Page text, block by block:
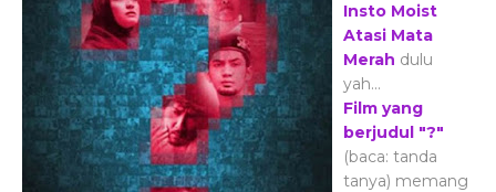
Insto Moist
Atasi Mata
Merah dulu
yah...
Film yang
berjudul "?"
(baca: tanda
tanya) memang